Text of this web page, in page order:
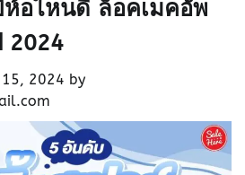
ห้อไหนดี ล็อคเมคอัพ
2024
15, 2024 by